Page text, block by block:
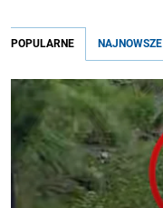
POPULARNE NAJNOWSZE